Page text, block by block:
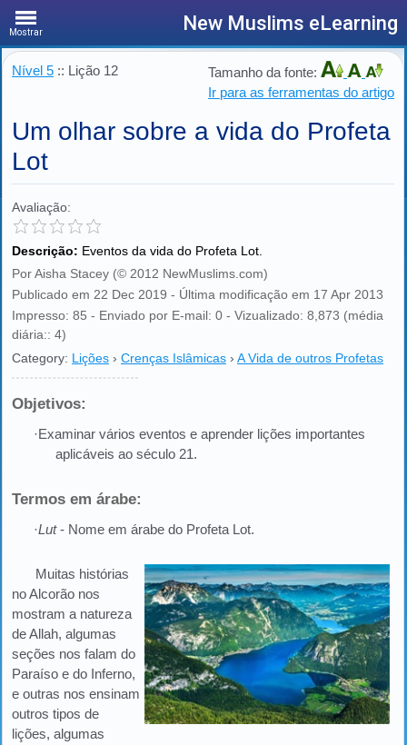
Mostrar New Muslims eLearning
Nível 5 :: Lição 12
Tamanho da fonte:
Ir para as ferramentas do artigo
Um olhar sobre a vida do Profeta
Lot
Avaliação:
Descrição: Eventos da vida do Profeta Lot.
Por Aisha Stacey (© 2012 NewMuslims.com)
Publicado em 22 Dec 2019 - Última modificação em 17 Apr 2013
Impresso: 85 - Enviado por E-mail: 0 - Vizualizado: 8,873 (média
diária:: 4)
Category: Lições › Crenças Islâmicas › A Vida de outros Profetas
Objetivos:
·Examinar vários eventos e aprender lições importantes
aplicáveis ao século 21.
Termos em árabe:
·Lut- Nome em árabe do Profeta Lot.
Muitas histórias
no Alcorão nos
mostram a natureza
de Allah, algumas
seções nos falam do
Paraíso e do Inferno,
e outras nos ensinam
outros tipos de
lições, algumas